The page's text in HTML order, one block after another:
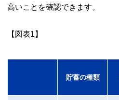
高いことを確認できます。
【図表1】
貯蓄の種類